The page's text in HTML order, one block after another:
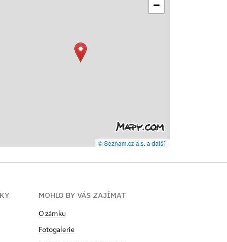
−
© Seznam.cz a.s. a další
MOHLO BY VÁS ZAJÍMAT
O zámku
Fotogalerie